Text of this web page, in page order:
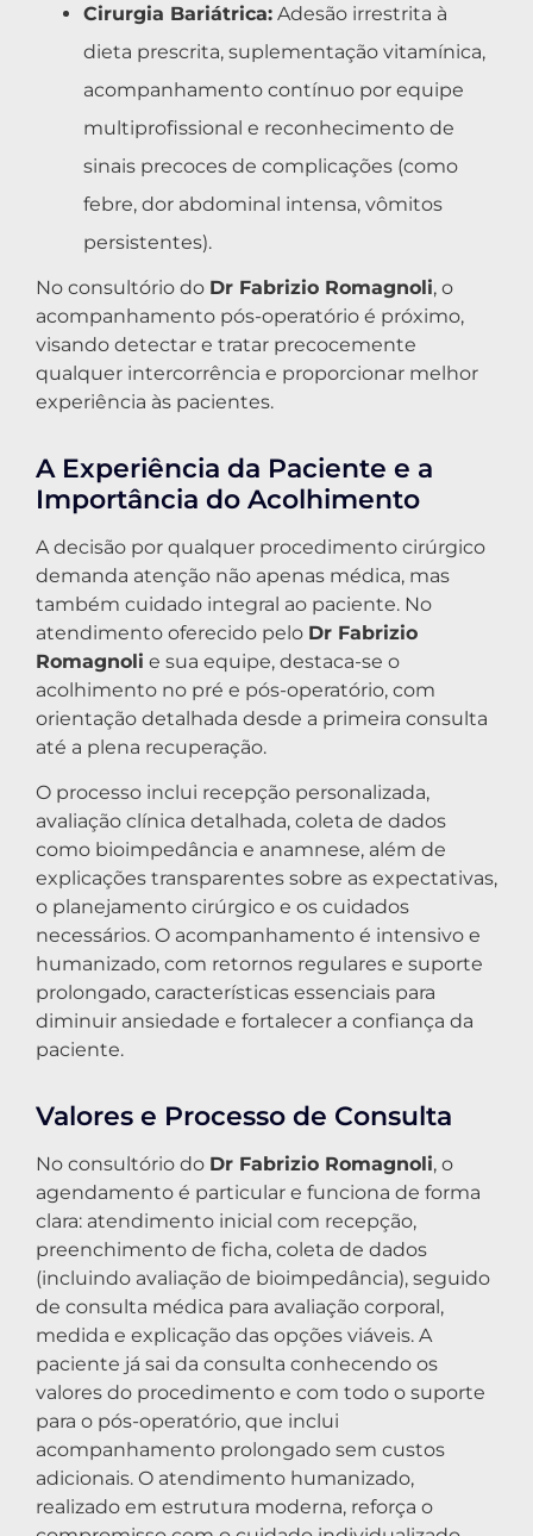
Cirurgia Bariátrica: Adesão irrestrita à
dieta prescrita, suplementação vitamínica,
acompanhamento contínuo por equipe
multiprofissional e reconhecimento de
sinais precoces de complicações (como
febre, dor abdominal intensa, vômitos
persistentes).
No consultório do Dr Fabrizio Romagnoli, o
acompanhamento pós-operatório é próximo,
visando detectar e tratar precocemente
qualquer intercorrência e proporcionar melhor
experiência às pacientes.
A Experiência da Paciente e a
Importância do Acolhimento
A decisão por qualquer procedimento cirúrgico
demanda atenção não apenas médica, mas
também cuidado integral ao paciente. No
atendimento oferecido pelo Dr Fabrizio
Romagnoli e sua equipe, destaca-se o
acolhimento no pré e pós-operatório, com
orientação detalhada desde a primeira consulta
até a plena recuperação.
O processo inclui recepção personalizada,
avaliação clínica detalhada, coleta de dados
como bioimpedância e anamnese, além de
explicações transparentes sobre as expectativas,
o planejamento cirúrgico e os cuidados
necessários. O acompanhamento é intensivo e
humanizado, com retornos regulares e suporte
prolongado, características essenciais para
diminuir ansiedade e fortalecer a confiança da
paciente.
Valores e Processo de Consulta
No consultório do Dr Fabrizio Romagnoli, o
agendamento é particular e funciona de forma
clara: atendimento inicial com recepção,
preenchimento de ficha, coleta de dados
(incluindo avaliação de bioimpedância), seguido
de consulta médica para avaliação corporal,
medida e explicação das opções viáveis. A
paciente já sai da consulta conhecendo os
valores do procedimento e com todo o suporte
para o pós-operatório, que inclui
acompanhamento prolongado sem custos
adicionais. O atendimento humanizado,
realizado em estrutura moderna, reforça o